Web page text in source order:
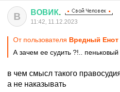
В ВОВИК.
11:42, 11.12.2023
От пользователя Вредный Енот
А зачем ее судить ?!..
в чем смысл такого
а не наказывать